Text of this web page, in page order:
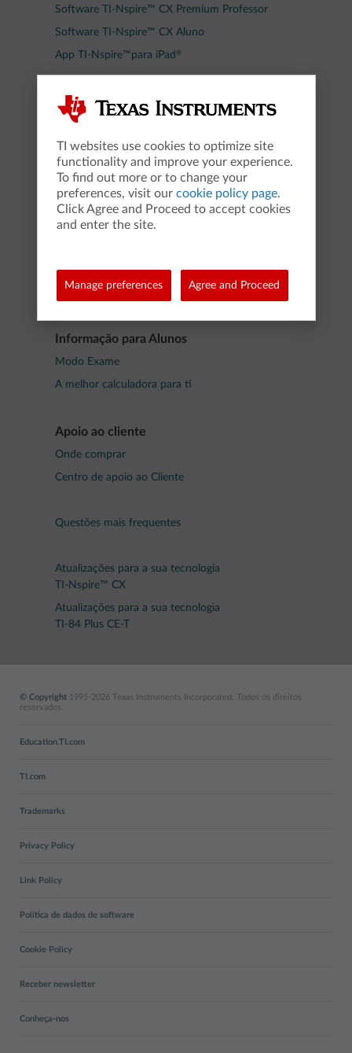
Software TI-Nspire™ CX Premium Professor
Software TI-Nspire™ CX Aluno
App TI-Nspire™para iPad ®
Calculadora gráfica TI-84 Evo-T
Calculadora online TI-84 Evo-T
Serviços Professores e Escolas
Loja Professor Online
Informação para Alunos
Modo Exame
A melhor calculadora para ti
Apoio ao cliente
Onde comprar
Centro de apoio ao Cliente
Questões mais frequentes
Atualizações para a sua tecnologia
TI-Nspire™ CX
Atualizações para a sua tecnologia
TI-84 Plus CE-T
TI websites use cookies to optimize site
functionality and improve your experience.
To find out more or to change your
preferences, visit our cookie policy page.
Click Agree and Proceed to accept cookies
and enter the site.
Manage preferences Agree and Proceed
© Copyright 1995-2026 Texas Instruments Incorporated. Todos os direitos
reservados.
Education.TI.com
TI.com
Trademarks
Privacy Policy
Link Policy
Política de dados de software
Cookie Policy
Receber newsletter
Conheça-nos